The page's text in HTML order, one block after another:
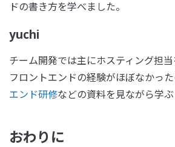
ドの書き方を学べました。
yuchi
チーム開発では主にホスティング担
フロントエンドの経験がほぼなかっ
エンド研修などの資料を見ながら学ぶ
おわりに